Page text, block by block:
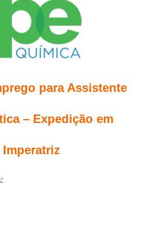
para Assistente
– Expedição em
Imperatriz